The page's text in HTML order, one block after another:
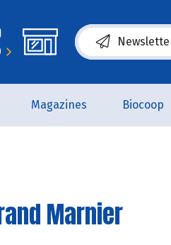
(s’ouvre dans
Magazines Biocoop
Marnier